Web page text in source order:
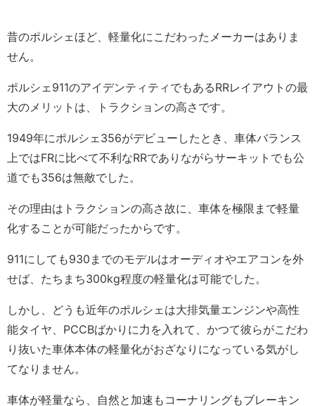
昔のポルシェほど、軽量化にこだわったメーカーはありま
せん。
ポルシェ911のアイデンティティでもあるRRレイアウトの最
大のメリットは、トラクションの高さです。
1949年にポルシェ356がデビューしたとき、車体バランス
上ではFRに比べて不利なRRでありながらサーキットでも公
道でも356は無敵でした。
その理由はトラクションの高さ故に、車体を極限まで軽量
化することが可能だったからです。
911にしても930までのモデルはオーディオやエアコンを外
せば、たちまち300kg程度の軽量化は可能でした。
しかし、どうも近年のポルシェは大排気量エンジンや高性
能タイヤ、 PCCBばかりに力を入れて、かつて彼らがこだわ
り抜いた車体本体の軽量化がおざなりになっている気がし
てなりません。
車体が軽量なら、自然と加速もコーナリングもブレーキン